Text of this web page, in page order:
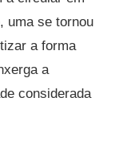
uma se tornou
a forma
a
considerada